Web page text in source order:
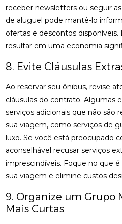
receber newsletters ou seguir
de aluguel pode mantê-lo
ofertas e descontos disponíveis.
resultar em uma economia
8. Evite Cláusulas
Ao reservar seu ônibus, revise
cláusulas do contrato. Algumas
serviços adicionais que não são
sua viagem, como serviços de
luxo. Se você está preocupado
aconselhável recusar serviços
imprescindíveis. Foque no que
sua viagem e elimine custos
9. Organize um Grupo
Mais Curtas